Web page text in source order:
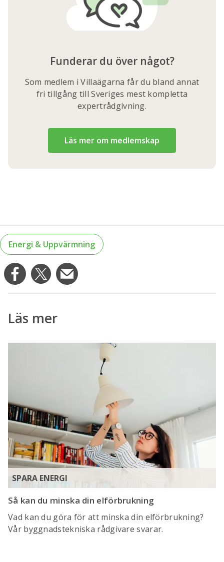
Funderar du över något?
Som medlem i Villaägarna får du bland annat
fri tillgång till Sveriges mest kompletta
expertrådgivning.
Läs mer om medlemskap
Energi & Uppvärmning
Läs mer
SPARA ENERGI
Så kan du minska din elförbrukning
Vad kan du göra för att minska din elförbrukning?
Vår byggnadstekniska rådgivare svarar.